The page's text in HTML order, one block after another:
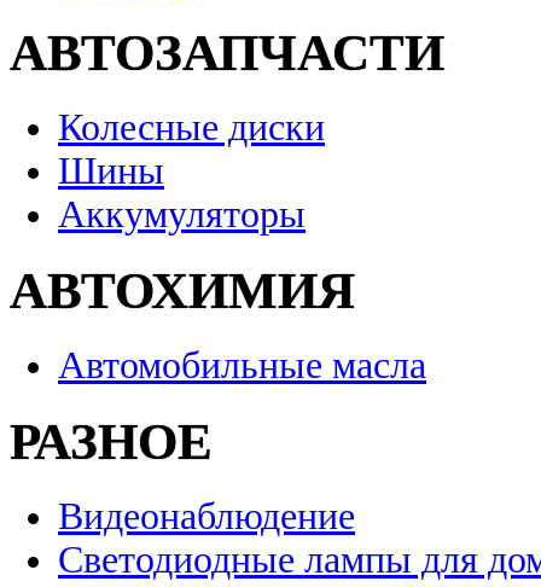
АВТОЗАПЧАСТИ
Колесные диски
Шины
Аккумуляторы
АВТОХИМИЯ
Автомобильные масла
РАЗНОЕ
Видеонаблюдение
Светодиодные лампы для